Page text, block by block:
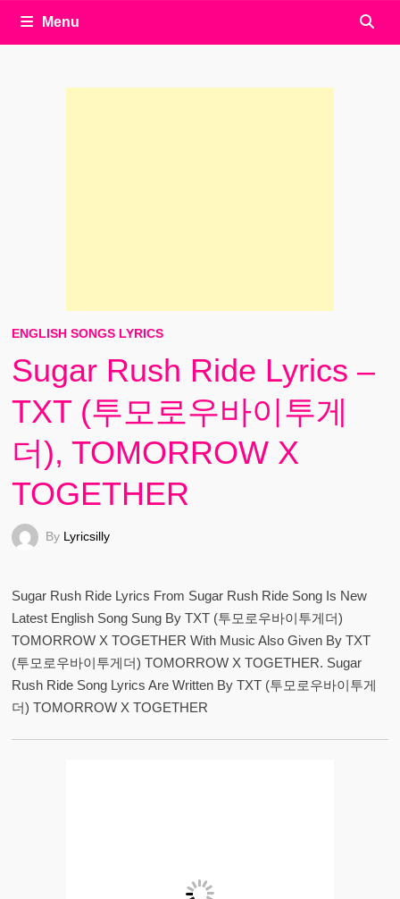
Menu
ENGLISH SONGS LYRICS
Sugar Rush Ride Lyrics –
TXT (투모로우바이투게
더), TOMORROW X
TOGETHER
By Lyricsilly
Sugar Rush Ride Lyrics From Sugar Rush Ride Song Is New
Latest English Song Sung By TXT (투모로우바이투게더)
TOMORROW X TOGETHER With Music Also Given By TXT
(투모로우바이투게더) TOMORROW X TOGETHER. Sugar
Rush Ride Song Lyrics Are Written By TXT (투모로우바이투게
더) TOMORROW X TOGETHER